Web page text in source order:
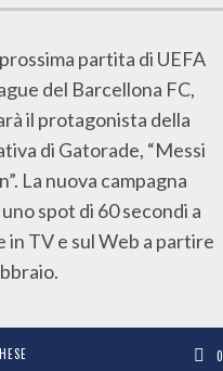
partita di UEFA
del Barcellona FC,
il protagonista della
di Gatorade, “Messi
La nuova campagna
spot di 60 secondi a
in TV e sul Web a partire
0